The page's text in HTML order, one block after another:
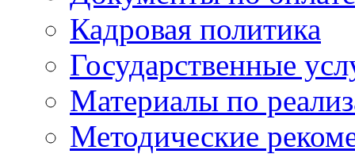
Кадровая политика
Государственные
Материалы по
Методические